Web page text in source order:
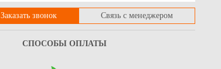
Заказать звонок Связь с менеджером
СПОСОБЫ ОПЛАТЫ